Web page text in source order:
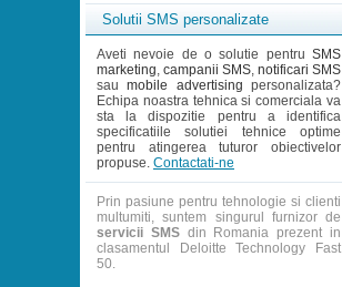
Solutii SMS personalizate
Aveti nevoie de o solutie pentru SMS
marketing, campanii SMS, notificari SMS
saumobile advertising personalizata?
Echipa noastra tehnica si comerciala va
sta la dispozitie pentru a identifica
specificatiile solutiei tehnice optime
pentru atingerea tuturor obiectivelor
propuse. Contactati-ne
Prin pasiune pentru tehnologie si clienti
multumiti, suntem singurul furnizor de
servicii SMSdin Romania prezent in
clasamentul Deloitte Technology Fast
50.